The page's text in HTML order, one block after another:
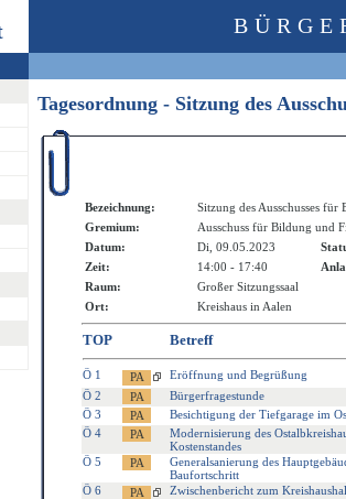
Tagesordnung - Sitzung des
Bezeichnung:
Sitzung des Ausschusses
Gremium:
Ausschuss für Bildung und
Datum:
Di, 09.05.2023
Zeit:
14:00 - 17:40
Raum:
Großer Sitzungssaal
Ort:
Kreishaus in Aalen
TOP Betreff
Ö 1
Eröffnung und Begrüßung
Ö 2
Bürgerfragestunde
Ö 3
Besichtigung der Tiefgarage im
Ö 4
Modernisierung des
Kostenstandes
Ö 5
Generalsanierung des
Baufortschritt
Ö 6
Zwischenbericht zum